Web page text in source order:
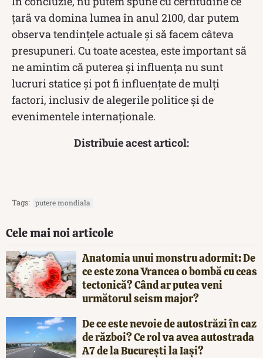
țară va domina lumea în anul 2100, dar putem
observa tendințele actuale și să facem câteva
presupuneri. Cu toate acestea, este important să
ne amintim că puterea și influența nu sunt
lucruri statice și pot fi influențate de mulți
factori, inclusiv de alegerile politice și de
evenimentele internaționale.
Distribuie acest articol:
Tags: putere mondiala
Cele mai noi articole
Anatomia unui monstru adormit: De
ce este zona Vrancea o bombă cu ceas
tectonică? Când ar putea veni
următorul seism major?
De ce este nevoie de autostrăzi în caz
de război? Ce rol va avea autostrada
A7 de la București la Iași?